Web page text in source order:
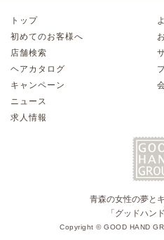
トップ
初めてのお客様へ
店舗検索
ヘアカタログ
キャンペーン
ニュース
求人情報
青森の女性の夢と
「グッドハン
Copyright © GOOD HAND